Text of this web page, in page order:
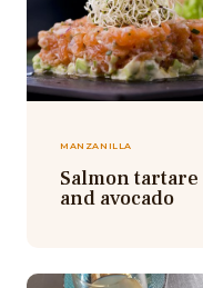
MANZANILLA
Salmon tartare
and avocado